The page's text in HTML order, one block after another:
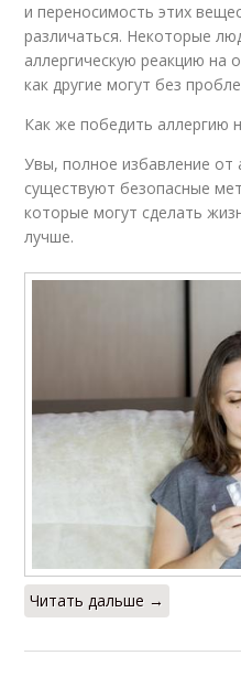
и переносимость этих
различаться. Некоторые
аллергическую реакцию на
как другие могут без
Как же победить аллергию
Увы, полное избавление
существуют безопасные
которые могут сделать
лучше.
Читать дальше →